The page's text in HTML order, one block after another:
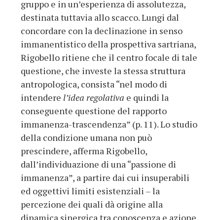
gruppo e in un’esperienza di assolutezza,
destinata tuttavia allo scacco. Lungi dal
concordare con la declinazione in senso
immanentistico della prospettiva sartriana,
Rigobello ritiene che il centro focale di tale
questione, che investe la stessa struttura
antropologica, consista “nel modo di
intendere l’idea regolativa e quindi la
conseguente questione del rapporto
immanenza-trascendenza” (p. 11). Lo studio
della condizione umana non può
prescindere, afferma Rigobello,
dall’individuazione di una “passione di
immanenza”, a partire dai cui insuperabili
ed oggettivi limiti esistenziali – la
percezione dei quali dà origine alla
dinamica sinergica tra conoscenza e azione